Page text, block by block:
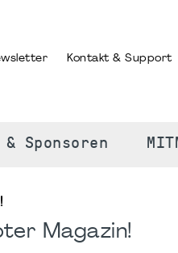
Kontakt & Support
Sponsoren
Magazin!